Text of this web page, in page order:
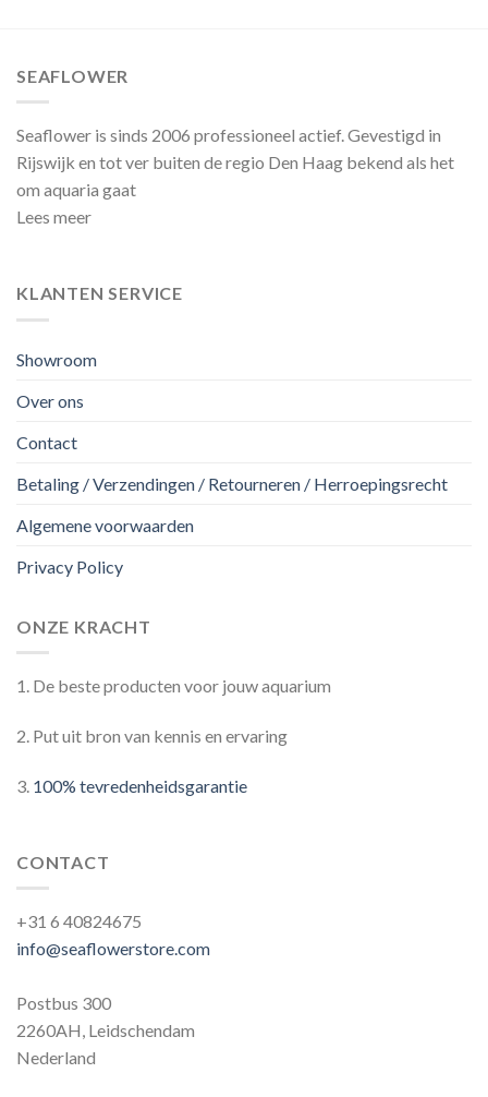
SEAFLOWER
Seaflower is sinds 2006 professioneel actief. Gevestigd in
Rijswijk en tot ver buiten de regio Den Haag bekend als het
om aquaria gaat
Lees meer
KLANTEN SERVICE
Showroom
Over ons
Contact
Betaling / Verzendingen / Retourneren / Herroepingsrecht
Algemene voorwaarden
Privacy Policy
ONZE KRACHT
1. De beste producten voor jouw aquarium
2. Put uit bron van kennis en ervaring
3. 100% tevredenheidsgarantie
CONTACT
+31 6 40824675
info@seaflowerstore.com
Postbus 300
2260AH, Leidschendam
Nederland